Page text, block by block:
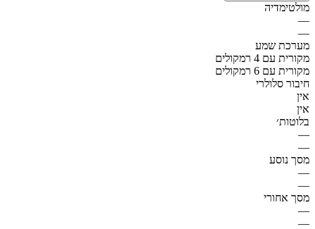
מולטימדיה
—
—
מערכת שמע
מקורית עם 4 רמקולים
מקורית עם 6 רמקולים
חיבור סלולרי
אין
אין
בלוטות׳
—
—
מסך נוסע
—
—
מסך אחורי
—
—